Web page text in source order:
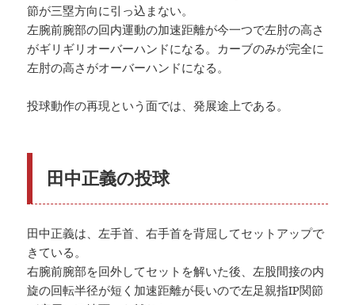
節が三塁方向に引っ込まない。
左腕前腕部の回内運動の加速距離が今一つで左肘の高さ
がギリギリオーバーハンドになる。カーブのみが完全に
左肘の高さがオーバーハンドになる。
投球動作の再現という面では、発展途上である。
田中正義の投球
田中正義は、左手首、右手首を背屈してセットアップで
きている。
右腕前腕部を回外してセットを解いた後、左股間接の内
旋の回転半径が短く加速距離が長いので左足親指IP関節